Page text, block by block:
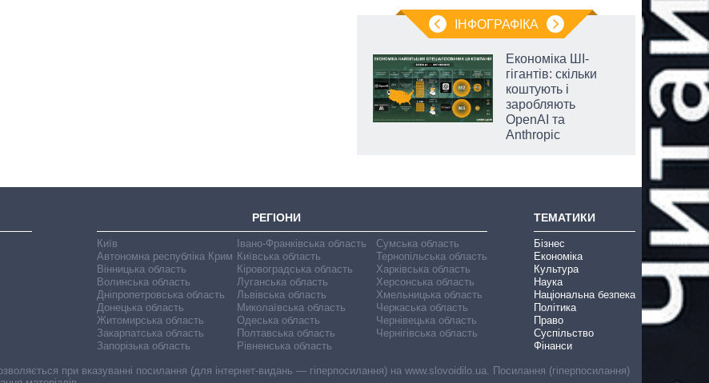
ІНФОГРАФІКА
Економіка ШІ-
гігантів: скільки
коштують і
заробляють
OpenAI та
Anthropic
РЕГІОНИ
Київ
Автономна республіка Крим
Вінницька область
Волинська область
Дніпропетровська область
Донецька область
Житомирська область
Закарпатська область
Запорізька область
Івано-Франківська область
Київська область
Кіровоградська область
Луганська область
Львівська область
Миколаївська область
Одеська область
Полтавська область
Рівненська область
Сумська область
Тернопільська область
Харківська область
Херсонська область
Хмельницька область
Черкаська область
Чернівецька область
Чернігівська область
ТЕМАТИКИ
Бізнес
Економіка
Культура
Наука
Національна безпека
Політика
Право
Суспільство
Фінанси
при вказуванні посилання (для інтернет-видань — гіперпосилання) на www.slovoidilo.ua. Посилання (гіперпосилання)